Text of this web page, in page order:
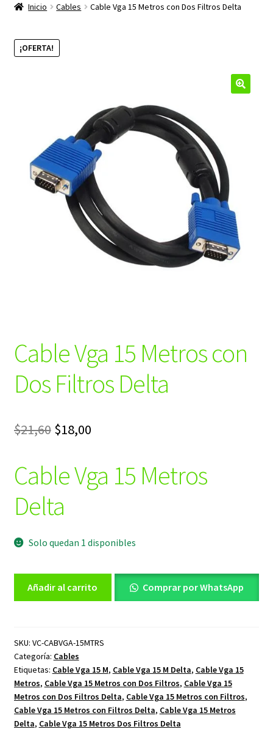
hijo
productos
Inicio Cables Cable Vga 15 Metros con Dos Filtros Delta
¡OFERTA!
Cable Vga 15 Metros con
Dos Filtros Delta
$21,60 El
original
$21,60.
$18,00El
actual
es:
Cable Vga 15 Metros
Delta
Solo quedan 1 disponibles
con
Dos
Filtros
Delta
cantidad
Añadir al carrito Comprar por WhatsApp
SKU: VC-CABVGA-15MTRS
Categoría: Cables
Etiquetas: Cable Vga 15 M, Cable Vga 15 M Delta, Cable Vga 15
Metros, Cable Vga 15 Metros con Dos Filtros, Cable Vga 15
Metros con Dos Filtros Delta, Cable Vga 15 Metros con Filtros,
Cable Vga 15 Metros con Filtros Delta, Cable Vga 15 Metros
Delta, Cable Vga 15 Metros Dos Filtros Delta